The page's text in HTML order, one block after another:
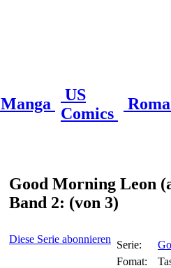
Manga
US
Comics
Good Morning Leon
Band 2: (von 3)
Diese Serie abonnieren Serie:
Fomat: